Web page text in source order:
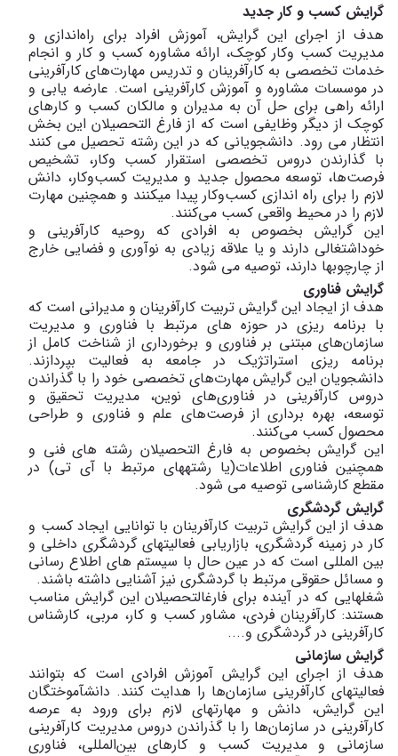
گرایش کسب و کار جدید
هدف از اجرای این گرایش، آموزش افراد برای راه‌اندازی و
مدیریت کسب وکار کوچک، ارائه مشاوره کسب و کار و انجام
خدمات تخصصی به کارآفرینان و تدریس مهارت‌های کارآفرینی
در موسسات مشاوره و آموزش کارآفرینی است. عارضه یابی و
ارائه راهی برای حل آن به مدیران و مالکان کسب و کارهای
کوچک از دیگر وظایفی است که از فارغ­ التحصیلان این بخش
انتظار می­ رود. دانشجویانی که در این رشته تحصیل می­ کنند
با گذارندن دروس تخصصی استقرار کسب وکار، تشخیص
فرصت‌ها، توسعه محصول جدید و مدیریت کسب‌وکار، دانش
لازم را برای راه اندازی کسب‌وکار پیدا می­کنند و همچنین مهارت
لازم را در محیط واقعی کسب می‌کنند.
این گرایش بخصوص به افرادی که روحیه کارآفرینی و
خوداشتغالی دارند و یا علاقه زیادی به نوآوری و فضایی خارج
از چارچوب­ها دارند، توصیه می­ شود.
گرایش فناوری
هدف از ایجاد این گرایش تربیت کارآفرینان و مدیرانی است که
با برنامه ­ریزی در حوزه های مرتبط با فناوری و مدیریت
سازمان‌های مبتنی بر فناوری و برخورداری از شناخت کامل از
برنامه ­ریزی استراتژیک در جامعه به فعالیت بپردازند.
دانشجویان این گرایش مهارت‌های تخصصی خود را با گذراندن
دروس کارآفرینی در فناوری‌های نوین، مدیریت تحقیق و
توسعه، بهره برداری از فرصت‌های علم و فناوری و طراحی
محصول کسب می‌کنند.
این گرایش بخصوص به فارغ ­التحصیلان رشته­ های فنی و
همچنین فناوری اطلاعات(یا رشته­های مرتبط با آی تی) در
مقطع کارشناسی توصیه می­ شود.
گرایش گردشگری
هدف از این گرایش تربیت کارآفرینان با توانایی ایجاد کسب و
کار در زمینه گردشگری، بازاریابی فعالیتهای گردشگری داخلی و
بین المللی است که در عین حال با سیستم های اطلاع رسانی
و مسائل حقوقی مرتبط با گردشگری نیز آشنایی داشته باشند.
شغل­هایی که در آینده برای فارغ­التحصیلان این گرایش مناسب
هستند: کارآفرینان فردی، مشاور کسب و کار، مربی، کارشناس
کارآفرینی در گردشگری و....
گرایش سازمانی
هدف از اجرای این گرایش آموزش افرادی است که بتوانند
فعالیت­های کارآفرینی سازمان‌ها را هدایت کنند. دانش­آموختگان
این گرایش، دانش و مهارتهای لازم برای ورود به عرصه
کارآفرینی در سازمان‌ها را با گذراندن دروس مدیریت کارآفرینی
سازمانی و مدیریت کسب و کارهای بین‌المللی، فناوری